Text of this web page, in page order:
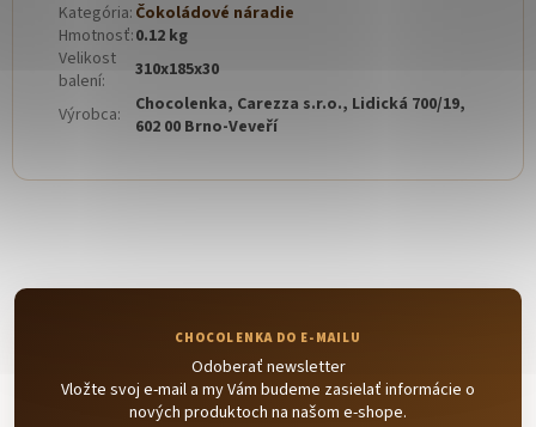
Kategória: Čokoládové náradie
Hmotnosť:0.12 kg
Velikost
balení:
310x185x30
Výrobca:
Chocolenka, Carezza s.r.o., Lidická 700/19,
602 00 Brno-Veveří
Odoberať newsletter
Vložte svoj e-mail a my Vám budeme zasielať informácie o
nových produktoch na našom e-shope.